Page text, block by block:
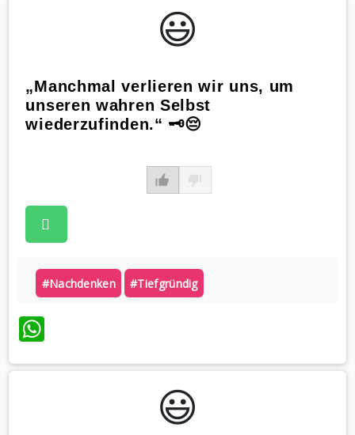
😃️
„Manchmal verlieren wir uns, um
unseren wahren Selbst
wiederzufinden.“ 🗝️😔
#nachdenken #tiefgründig
WhatsApp
😃️